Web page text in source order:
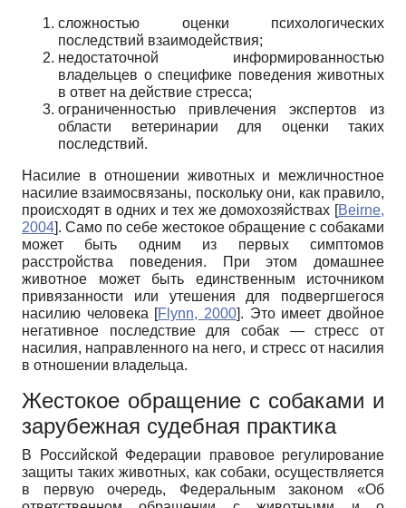
сложностью оценки психологических
последствий взаимодействия;
недостаточной информированностью
владельцев о специфике поведения животных
в ответ на действие стресса;
ограниченностью привлечения экспертов из
области ветеринарии для оценки таких
последствий.
Насилие в отношении животных и межличностное
насилие взаимосвязаны, поскольку они, как правило,
происходят в одних и тех же домохозяйствах [Beirne,
2004]. Само по себе жестокое обращение с собаками
может быть одним из первых симптомов
расстройства поведения. При этом домашнее
животное может быть единственным источником
привязанности или утешения для подвергшегося
насилию человека [Flynn, 2000]. Это имеет двойное
негативное последствие для собак — стресс от
насилия, направленного на него, и стресс от насилия
в отношении владельца.
Жестокое обращение с собаками и
зарубежная судебная практика
В Российской Федерации правовое регулирование
защиты таких животных, как собаки, осуществляется
в первую очередь, Федеральным законом «Об